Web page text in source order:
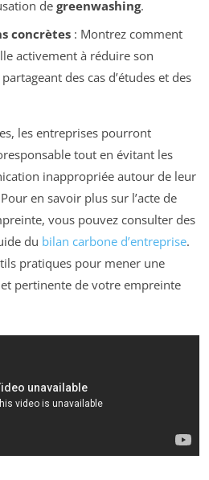
de greenwashing.
concrètes: Montrez comment
activement à réduire son
des cas d’études et des
les entreprises pourront
tout en évitant les
inappropriée autour de leur
en savoir plus sur l’acte de
vous pouvez consulter des
du bilan carbone d’entreprise.
pratiques pour mener une
pertinente de votre empreinte